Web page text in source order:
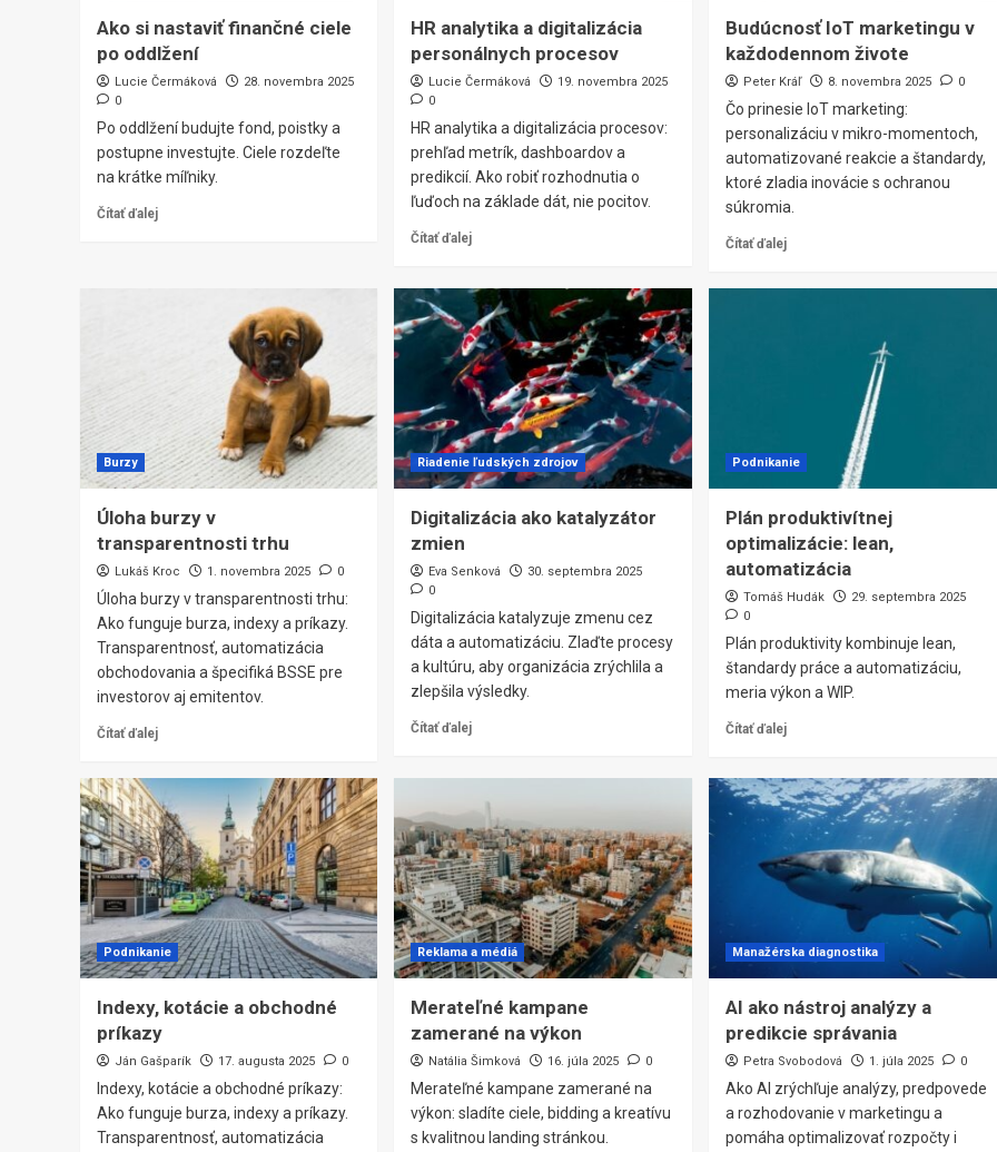
Ako si nastaviť finančné ciele
po oddlžení
Lucie Čermáková
28. novembra 2025
0
Po oddlžení budujte fond, poistky a
postupne investujte. Ciele rozdeľte
na krátke míľniky.
Čítať ďalej
HR analytika a digitalizácia
personálnych procesov
Lucie Čermáková
19. novembra 2025
0
HR analytika a digitalizácia procesov:
prehľad metrík, dashboardov a
predikcií. Ako robiť rozhodnutia o
ľuďoch na základe dát, nie pocitov.
Čítať ďalej
Budúcnosť IoT marketingu v
každodennom živote
Peter Kráľ 8. novembra 2025 0
Čo prinesie IoT marketing:
personalizáciu v mikro-momentoch,
automatizované reakcie a štandardy,
ktoré zladia inovácie s ochranou
súkromia.
Čítať ďalej
Burzy
Úloha burzy v
transparentnosti trhu
Lukáš Kroc 1. novembra 2025 0
Úloha burzy v transparentnosti trhu:
Ako funguje burza, indexy a príkazy.
Transparentnosť, automatizácia
obchodovania a špecifiká BSSE pre
investorov aj emitentov.
Čítať ďalej
Riadenie ľudských zdrojov
Digitalizácia ako katalyzátor
zmien
Eva Senková
30. septembra 2025
0
Digitalizácia katalyzuje zmenu cez
dáta a automatizáciu. Zlaďte procesy
a kultúru, aby organizácia zrýchlila a
zlepšila výsledky.
Čítať ďalej
Podnikanie
Plán produktivítnej
optimalizácie: lean,
automatizácia
Tomáš Hudák
29. septembra 2025
0
Plán produktivity kombinuje lean,
štandardy práce a automatizáciu,
meria výkon a WIP.
Čítať ďalej
Podnikanie
Indexy, kotácie a obchodné
príkazy
Ján Gašparík 17. augusta 2025 0
Indexy, kotácie a obchodné príkazy:
Ako funguje burza, indexy a príkazy.
Transparentnosť, automatizácia
Reklama a médiá
Merateľné kampane
zamerané na výkon
Natália Šimková 16. júla 2025 0
Merateľné kampane zamerané na
výkon: sladíte ciele, bidding a kreatívu
s kvalitnou landing stránkou.
Manažérska diagnostika
AI ako nástroj analýzy a
predikcie správania
Petra Svobodová 1. júla 2025 0
Ako AI zrýchľuje analýzy, predpovede
a rozhodovanie v marketingu a
pomáha optimalizovať rozpočty i